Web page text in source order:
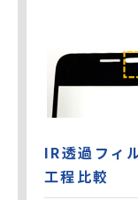
IR透過フィ
工程比較